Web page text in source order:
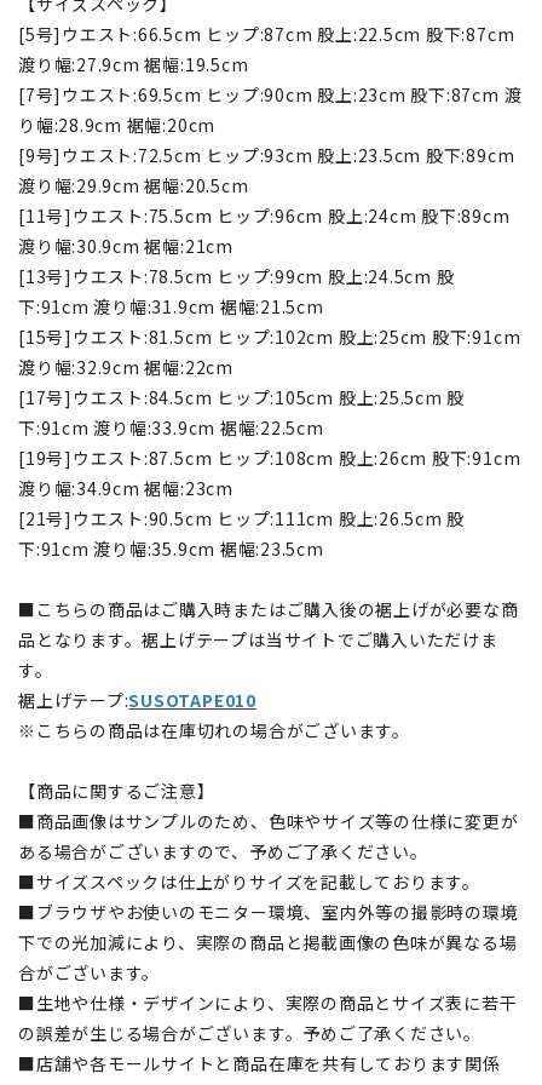
[5号]ウエスト:66.5cm ヒップ:87cm 股上:22.5cm 股下:87cm
渡り幅:27.9cm 裾幅:19.5cm
[7号]ウエスト:69.5cm ヒップ:90cm 股上:23cm 股下:87cm 渡
り幅:28.9cm 裾幅:20cm
[9号]ウエスト:72.5cm ヒップ:93cm 股上:23.5cm 股下:89cm
渡り幅:29.9cm 裾幅:20.5cm
[11号]ウエスト:75.5cm ヒップ:96cm 股上:24cm 股下:89cm
渡り幅:30.9cm 裾幅:21cm
[13号]ウエスト:78.5cm ヒップ:99cm 股上:24.5cm 股
下:91cm 渡り幅:31.9cm 裾幅:21.5cm
[15号]ウエスト:81.5cm ヒップ:102cm 股上:25cm 股下:91cm
渡り幅:32.9cm 裾幅:22cm
[17号]ウエスト:84.5cm ヒップ:105cm 股上:25.5cm 股
下:91cm 渡り幅:33.9cm 裾幅:22.5cm
[19号]ウエスト:87.5cm ヒップ:108cm 股上:26cm 股下:91cm
渡り幅:34.9cm 裾幅:23cm
[21号]ウエスト:90.5cm ヒップ:111cm 股上:26.5cm 股
下:91cm 渡り幅:35.9cm 裾幅:23.5cm
■こちらの商品はご購入時またはご購入後の裾上げが必要な商
品となります。裾上げテープは当サイトでご購入いただけま
す。
裾上げテープ:SUSOTAPE010
※こちらの商品は在庫切れの場合がございます。
【商品に関するご注意】
■商品画像はサンプルのため、色味やサイズ等の仕様に変更が
ある場合がございますので、予めご了承ください。
■サイズスペックは仕上がりサイズを記載しております。
■ブラウザやお使いのモニター環境、室内外等の撮影時の環境
下での光加減により、実際の商品と掲載画像の色味が異なる場
合がございます。
■生地や仕様・デザインにより、実際の商品とサイズ表に若干
の誤差が生じる場合がございます。予めご了承ください。
■店舗や各モールサイトと商品在庫を共有しております関係